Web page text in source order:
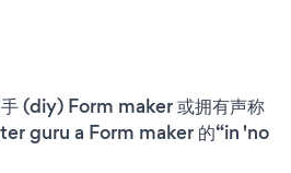
(diy) Form maker 或拥有声称
guru a Form maker 的“in 'no